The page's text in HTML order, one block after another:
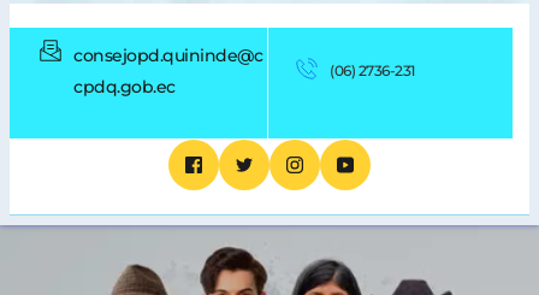
consejopd.quininde@c
cpdq.gob.ec
(06) 2736-231